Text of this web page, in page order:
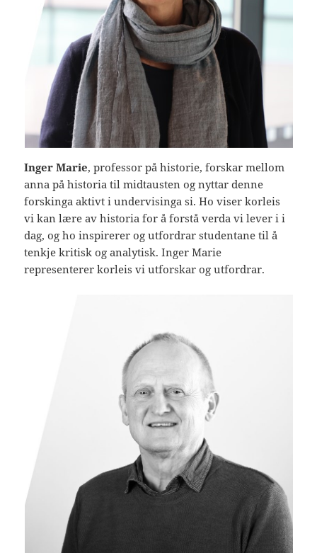
Inger Marie, professor på historie, forskar mellom
anna på historia til midtausten og nyttar denne
forskinga aktivt i undervisinga si. Ho viser korleis
vi kan lære av historia for å forstå verda vi lever i i
dag, og ho inspirerer og utfordrar studentane til å
tenkje kritisk og analytisk. Inger Marie
representerer korleis vi utforskar og utfordrar.